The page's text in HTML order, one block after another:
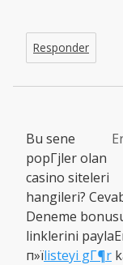
Responder
Bu sene
popГјler olan
casino siteleri
hangileri?
Deneme
linklerini
п»їlisteyi gГ¶r